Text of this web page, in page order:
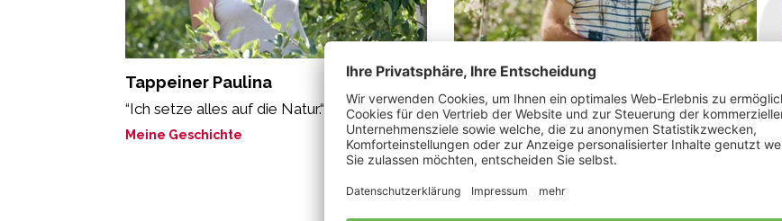
Tappeiner Paulina
“Ich setze alles auf die Natur.“
Meine Geschichte
Pircher Walter
„Wir schaffen die besten Voraussetzungen
für eine bunte Vielfalt von Flora und Fauna.“
Meine Geschichte